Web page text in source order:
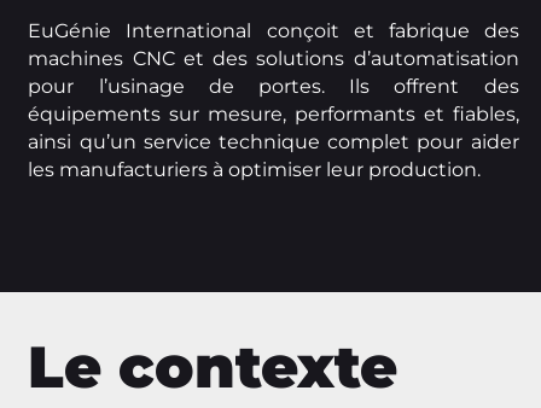
EuGénie International conçoit et fabrique des
machines CNC et des solutions d’automatisation
pour l’usinage de portes. Ils offrent des
équipements sur mesure, performants et fiables,
ainsi qu’un service technique complet pour aider
les manufacturiers à optimiser leur production.
Le contexte